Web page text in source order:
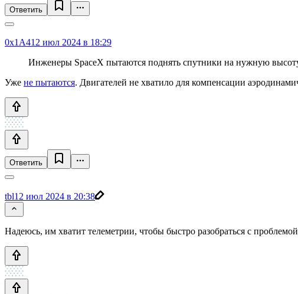
Ответить
0x1A412 июл 2024 в 18:29
Инженеры SpaceX пытаются поднять спутники на нужную
Уже не пытаются. Двигателей не хватило для компенсации
Ответить
tbl12 июл 2024 в 20:38
Надеюсь, им хватит телеметрии, чтобы быстро разобраться с